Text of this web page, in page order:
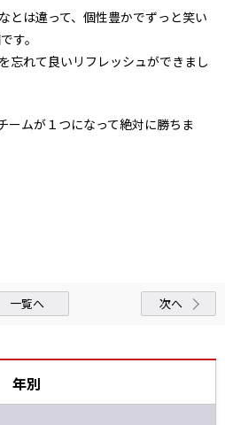
とは違って、個性豊かでずっと笑い
す。
忘れて良いリフレッシュができまし
ームが１つになって絶対に勝ちま
一覧へ 次へ
年別